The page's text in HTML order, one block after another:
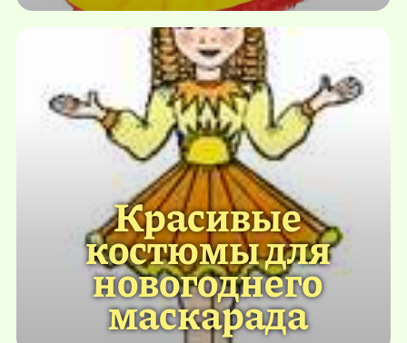
Красивые
костюмы для
новогоднего
маскарада